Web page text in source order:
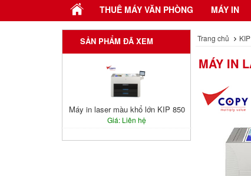
THUÊ MÁY VĂN PHÒNG MÁY IN
SẢN PHẨM ĐÃ XEM
Máy in laser màu khổ lớn KIP 850
Giá: Liên hệ
Trang chủ KIP
MÁY IN